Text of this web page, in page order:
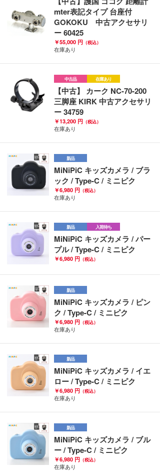
mter表記タイプ 台座付
GOKOKU 中古アクセサリ
ー 60425
￥55,000 円 （税込）
在庫あり
中古品 在庫あり
【中古】 カーク NC-70-200
三脚座 KIRK 中古アクセサリ
ー 34759
￥13,200 円 （税込）
在庫あり
新品
MiNiPiC キッズカメラ / ブラ
ック / Type-C / ミニピク
￥6,980 円 （税込）
在庫あり
新品 入荷待ち
MiNiPiC キッズカメラ / パー
プル / Type-C / ミニピク
￥6,980 円 （税込）
新品
MiNiPiC キッズカメラ / ピン
ク / Type-C / ミニピク
￥6,980 円 （税込）
在庫あり
新品
MiNiPiC キッズカメラ / イエ
ロー / Type-C / ミニピク
￥6,980 円 （税込）
在庫あり
新品
MiNiPiC キッズカメラ / ブル
ー / Type-C / ミニピク
￥6,980 円 （税込）
在庫あり